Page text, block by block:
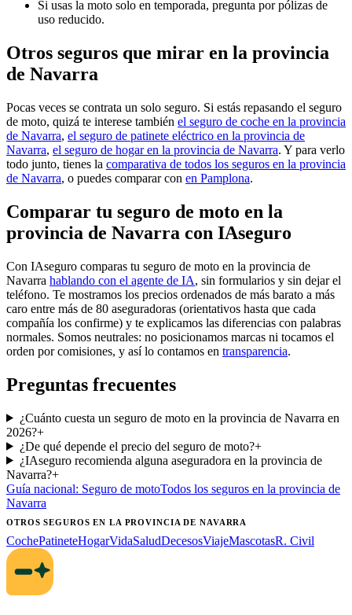
Si usas la moto solo en temporada, pregunta por pólizas de
uso reducido.
Otros seguros que mirar en la provincia
de Navarra
Pocas veces se contrata un solo seguro. Si estás repasando el seguro
de moto, quizá te interese también el seguro de coche en la provincia
de Navarra, el seguro de patinete eléctrico en la provincia de
Navarra, el seguro de hogar en la provincia de Navarra. Y para verlo
todo junto, tienes la comparativa de todos los seguros en la provincia
de Navarra, o puedes comparar con en Pamplona.
Comparar tu seguro de moto en la
provincia de Navarra con IAseguro
Con IAseguro comparas tu seguro de moto en la provincia de
Navarra hablando con el agente de IA, sin formularios y sin dejar el
teléfono. Te mostramos los precios ordenados de más barato a más
caro entre más de 80 aseguradoras (orientativos hasta que cada
compañía los confirme) y te explicamos las diferencias con palabras
normales. Somos neutrales: no posicionamos marcas ni tocamos el
orden por comisiones, y así lo contamos en transparencia.
Preguntas frecuentes
¿Cuánto cuesta un seguro de moto en la provincia de Navarra en
2026?+
¿De qué depende el precio del seguro de moto?+
¿IAseguro recomienda alguna aseguradora en la provincia de
Navarra?+
Guía nacional: Seguro de motoTodos los seguros en la provincia de
Navarra
OTROS SEGUROSEN LA PROVINCIA DE NAVARRA
CochePatineteHogarVidaSaludDecesosViajeMascotasR. Civil